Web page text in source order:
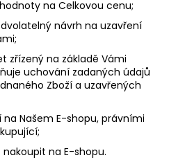
na Celkovou cenu;
návrh na uzavření
zřízený na základě Vámi
uchování zadaných údajů
Zboží a uzavřených
Našem E-shopu, právními
na E-shopu.